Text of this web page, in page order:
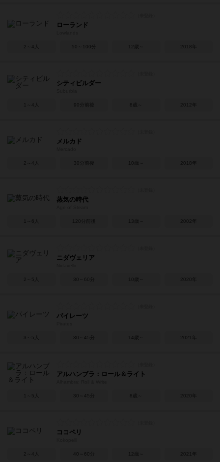
ローランド
2～4人 50～100分 12歳～ 2018年
シティビルダー
1～4人 90分前後 8歳～ 2012年
メルカド
2～4人 30分前後 10歳～ 2018年
蒸気の時代
1～6人 120分前後 13歳～ 2002年
ニダヴェリア
2～5人 30～60分 10歳～ 2020年
パイレーツ
3～5人 30～45分 14歳～ 2021年
アルハンブラ：ロール＆ライト
1～5人 30～45分 8歳～ 2020年
ココペリ
2～4人 40～60分 12歳～ 2021年